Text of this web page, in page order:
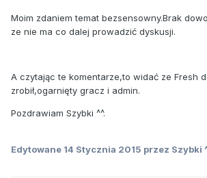
Moim zdaniem temat bezsensowny.Brak
ze nie ma co dalej prowadzić dyskusji.
A czytając te komentarze,to widać ze Fresh
zrobił,ogarnięty gracz i admin.
Pozdrawiam Szybki ^^.
Edytowane 14 Stycznia 2015 przez Szybki